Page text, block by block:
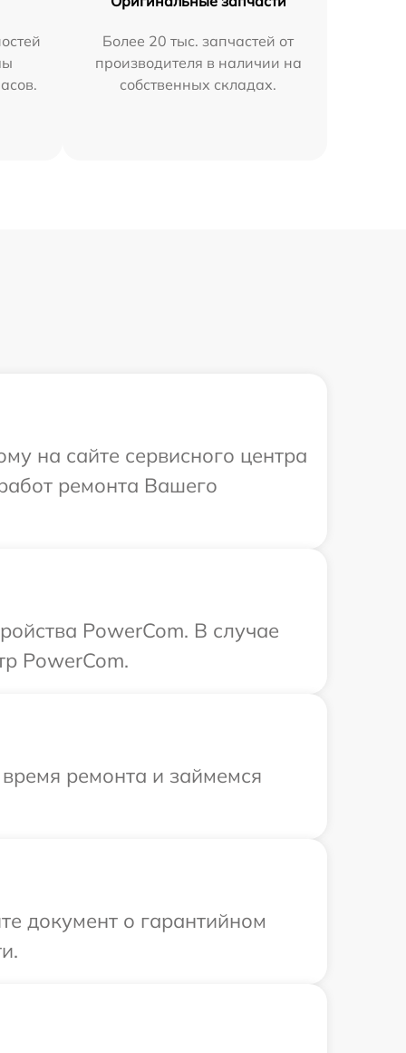
Более 20 тыс. запчастей от
производителя в наличии на
собственных складах.
на сайте сервисного центра
ремонта Вашего
PowerCom. В случае
PowerCom.
ремонта и займемся
документ о гарантийном